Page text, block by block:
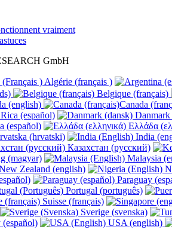
vraiment
GmbH
Algérie (français )
Belgique (français)
(english) Canada
(español) Danmark
(español) Ελλάδα
(hrvatski) India
Казахстан (русский)
(magyar)
Malaysia
Zealand (english)
Paraguay
Portugal (português)
Suisse (français)
Sverige (svenska)
USA (english)